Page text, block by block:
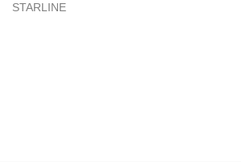
STARLINE